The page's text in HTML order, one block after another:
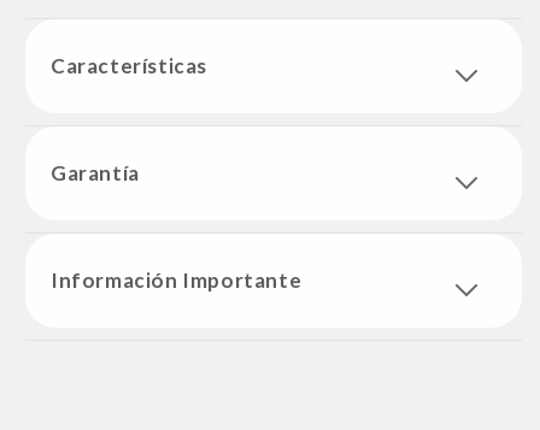
Características
Garantía
Información Importante